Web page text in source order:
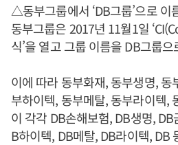
△동부그룹에서 ‘DB그룹’으로 이
동부그룹은 2017년 11월1일
식’을 열고 그룹 이름을 DB그룹
이에 따라 동부화재, 동부생명, 동
부하이텍, 동부메탈, 동부라이텍,
이 각각 DB손해보험, DB생명,
B하이텍, DB메탈, DB라이텍, DB